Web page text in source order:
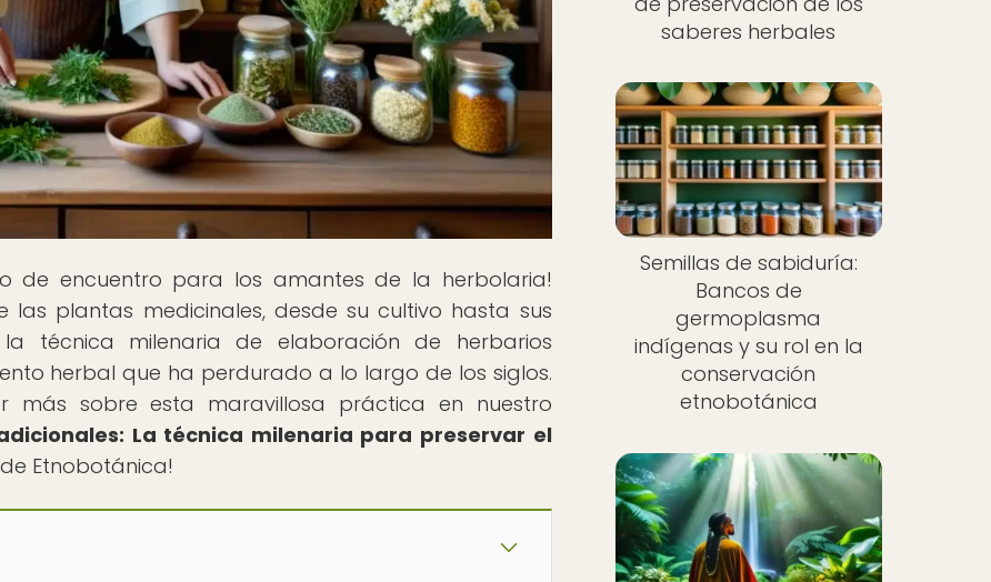
de encuentro para los amantes de la herbolaria!
plantas medicinales, desde su cultivo hasta sus
la técnica milenaria de elaboración de herbarios
herbal que ha perdurado a lo largo de los siglos.
más sobre esta maravillosa práctica en nuestro
La técnica milenaria para preservar el
Etnobotánica!
saberes herbales
Semillas de sabiduría:
Bancos de
germoplasma
indígenas y su rol en la
conservación
etnobotánica